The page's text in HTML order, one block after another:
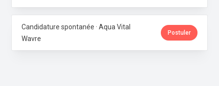
Candidature spontanée · Aqua Vital
Wavre
Postuler